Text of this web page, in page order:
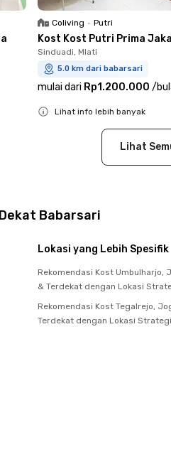
Coliving • Putri
Kost Kost Putri Prima
Sinduadi, Mlati
5.0 km dari babarsari
mulai dari Rp1.200.000 /
Lihat info lebih banyak
Lihat
Babarsari
Lokasi yang Lebih Spesifik
Rekomendasi Kost Umbulharjo,
& Terdekat dengan Lokasi
Rekomendasi Kost Tegalrejo,
Terdekat dengan Lokasi